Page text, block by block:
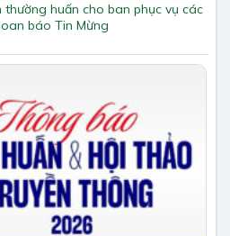
huấn cho ban phục vụ các
báo Tin Mừng